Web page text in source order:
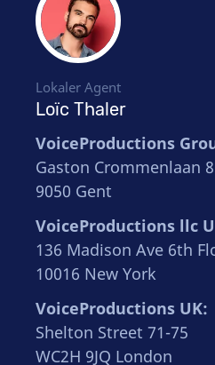
Lokaler Agent
Loïc Thaler
VoiceProductions
Gaston Crommenlaan 8
9050 Gent
VoiceProductions llc
136 Madison Ave 6th
10016 New York
VoiceProductions UK:
Shelton Street 71-75
WC2H 9JQ London